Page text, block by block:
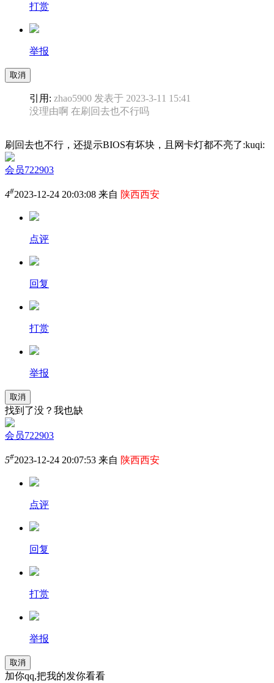
打赏
举报
取消
引用: zhao5900 发表于 2023-3-11 15:41
没理由啊 在刷回去也不行吗
刷回去也不行，还提示BIOS有坏块，且网卡灯都不亮了:kuqi:
会员722903
4#2023-12-24 20:03:08 来自 陕西西安
点评
回复
打赏
举报
取消
找到了没？我也缺
会员722903
5#2023-12-24 20:07:53 来自 陕西西安
点评
回复
打赏
举报
取消
加你qq,把我的发你看看